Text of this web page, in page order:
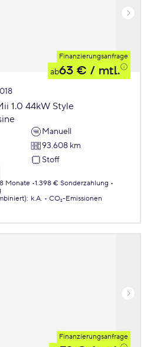
Finanzierungsanfrage
ab63 € / mtl.
1.0 44kW Style
Manuell
93.608 km
Stoff
Monate 1.398 € Sonderzahlung
: k.A.
CO₂-Emissionen
Finanzierungsanfrage